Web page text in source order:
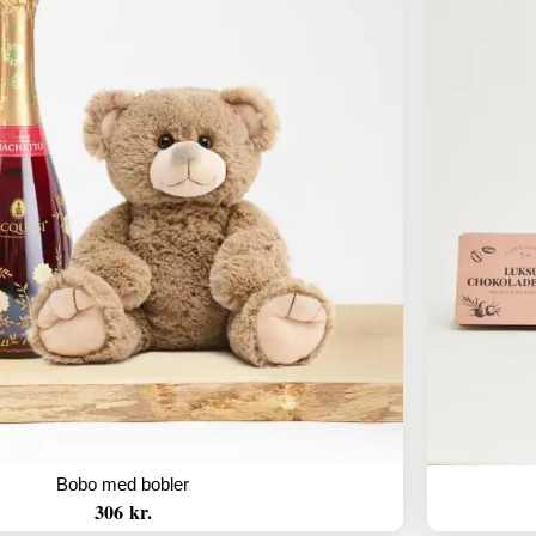
Bobo med bobler
306 kr.